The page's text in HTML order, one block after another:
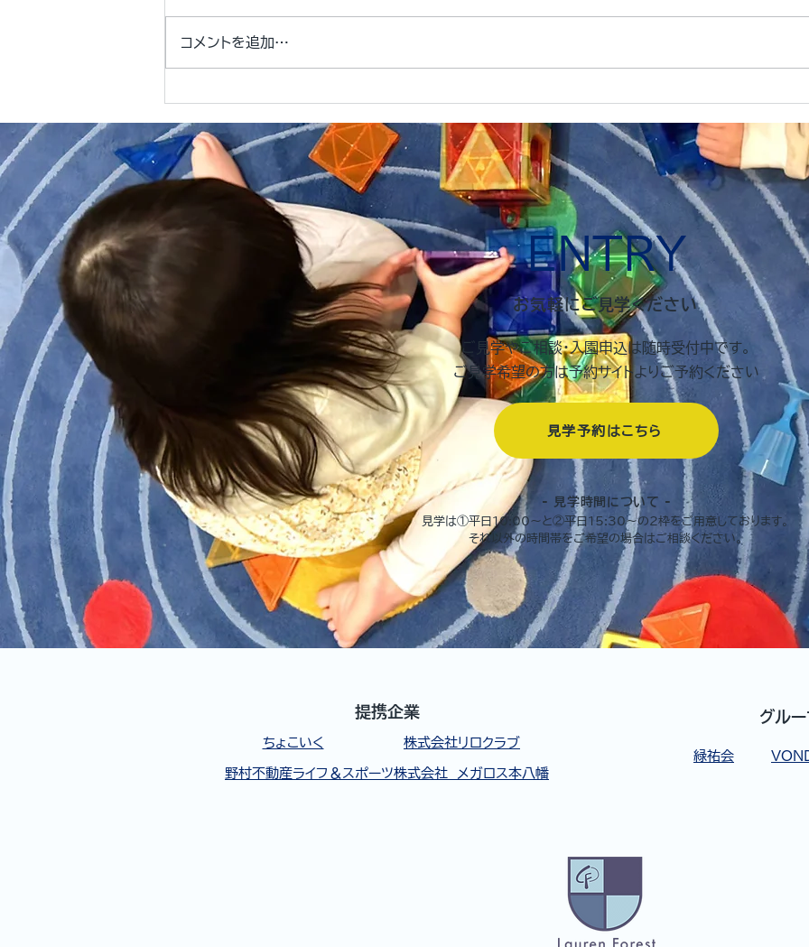
ント
コメントを追加…
ENTRY
お気軽にご見学ください
ご見学やご相談・入園申込は随時受付中です。
ご見学希望の方は予約サイトよりご予約ください
見学予約はこちら
- ​見学時間について -
見学は①平日10:00〜と②平日15:30〜の2枠をご用意しております。
​それ以外の時間帯をご希望の場合はご相談ください。
提携企業
ちょこいく 株式会社リロクラブ
野村不動産ライフ＆スポーツ株式会社 メガロス本八幡
グル
緑祐会